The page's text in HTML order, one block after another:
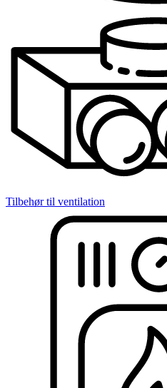
Tilbehør til ventilation